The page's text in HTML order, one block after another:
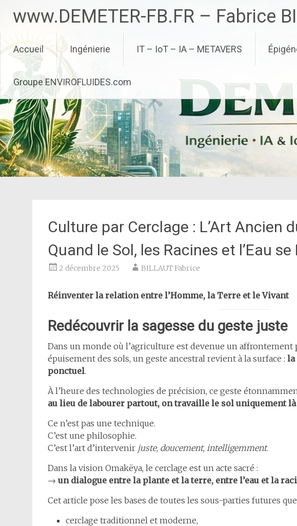
contenu
www.DEMETER-FB.FR – Fabrice
Accueil Ingénierie IT – IoT – IA – METAVERS
Groupe ENVIROFLUIDES.com
Culture par Cerclage : L’Art Ancien
Quand le Sol, les Racines et l’Eau
2 décembre 2025 BILLAUT Fabrice
Réinventer la relation entre l’Homme, la Terre et le Vivant
Redécouvrir la sagesse du geste juste
Dans un monde où l’agriculture est devenue un
épuisement des sols, un geste ancestral revient à la surface : la
ponctuel.
À l’heure des technologies de précision, ce geste
au lieu de labourer partout, on travaille le sol uniquement là
Ce n’est pas une technique.
C’est une philosophie.
C’est l’art d’intervenir juste, doucement, intelligemment.
Dans la vision Omakëya, le cerclage est un acte sacré :
→ un dialogue entre la plante et la terre, entre l’eau et la
Cet article pose les bases de toutes les sous-parties futures
cerclage traditionnel et moderne,